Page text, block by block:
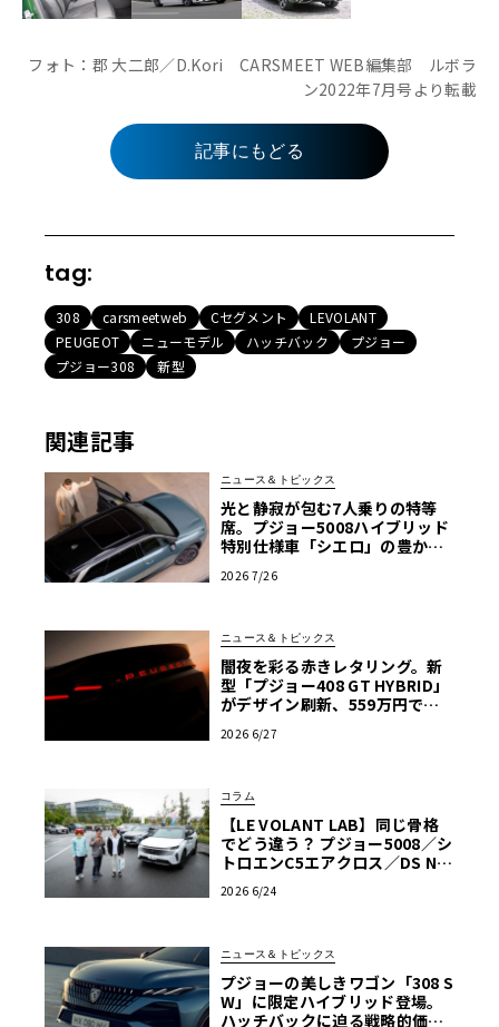
フォト：郡 大二郎／D.Kori CARSMEET WEB編集部 ルボラ
ン2022年7月号より転載
記事にもどる
tag:
308 carsmeetweb Cセグメント
LEVOLANT
PEUGEOT
ニューモデル ハッチバック
プジョー
プジョー308
新型
関連記事
ニュース＆トピックス
光と静寂が包む7人乗りの特等
席。プジョー5008ハイブリッド
特別仕様車「シエロ」の豊かな
2026 7/26
ニュース＆トピックス
闇夜を彩る赤きレタリング。新
型「プジョー408 GT HYBRID」
がデザイン刷新、559万円で発
2026 6/27
コラム
【LE VOLANT LAB】同じ骨格
でどう違う？ プジョー5008／シ
トロエンC5エアクロス／DS Nº4
2026 6/24
ニュース＆トピックス
プジョーの美しきワゴン「308 S
W」に限定ハイブリッド登場。
ハッチバックに迫る戦略的価格